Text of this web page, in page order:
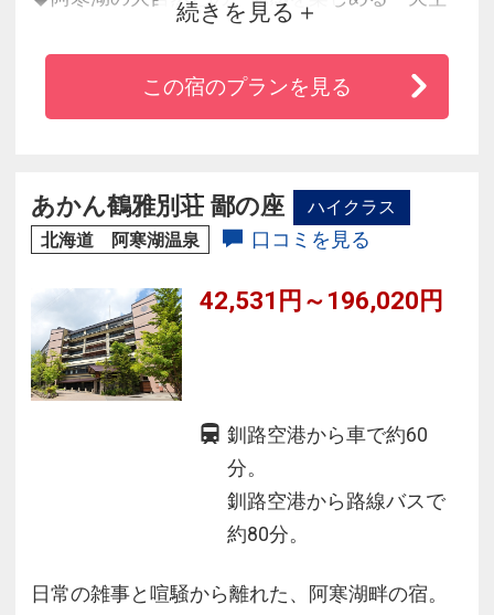
ガーデンスパ」が大好評♪
◆北海道の旬の幸を楽しめる夕食バイキングは
阿寒湖に面したレストランで♪
続きを見る
この宿のプランを見る
あかん鶴雅別荘 鄙の座
ハイクラス
北海道 阿寒湖温泉
口コミを見る
42,531円～196,020円
釧路空港から車で約60
分。
釧路空港から路線バスで
約80分。
日常の雑事と喧騒から離れた、阿寒湖畔の宿。